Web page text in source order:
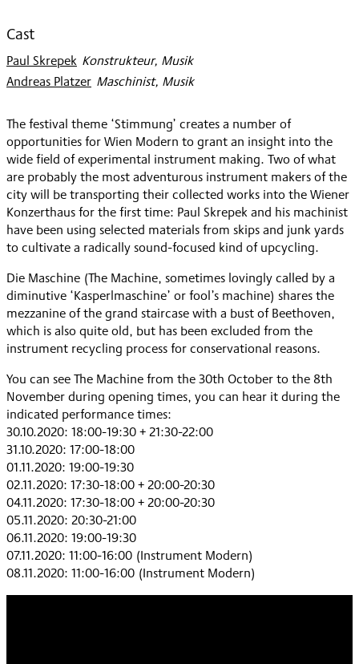
Cast
Paul Skrepek
: Konstrukteur, Musik
Andreas Platzer
: Maschinist, Musik
The festival theme ‘Stimmung’ creates a number of
opportunities for Wien Modern to grant an insight into the
wide field of experimental instrument making. Two of what
are probably the most adventurous instrument makers of the
city will be transporting their collected works into the Wiener
Konzerthaus for the first time: Paul Skrepek and his machinist
have been using selected materials from skips and junk yards
to cultivate a radically sound-focused kind of upcycling.
Die Maschine (The Machine, sometimes lovingly called by a
diminutive ‘Kasperlmaschine’ or fool’s machine) shares the
mezzanine of the grand staircase with a bust of Beethoven,
which is also quite old, but has been excluded from the
instrument recycling process for conservational reasons.
You can see The Machine from the 30th October to the 8th
November during opening times, you can hear it during the
indicated performance times:
30.10.2020: 18:00-19:30 + 21:30-22:00
31.10.2020: 17:00-18:00
01.11.2020: 19:00-19:30
02.11.2020: 17:30-18:00 + 20:00-20:30
04.11.2020: 17:30-18:00 + 20:00-20:30
05.11.2020: 20:30-21:00
06.11.2020: 19:00-19:30
07.11.2020: 11:00-16:00 (Instrument Modern)
08.11.2020: 11:00-16:00 (Instrument Modern)